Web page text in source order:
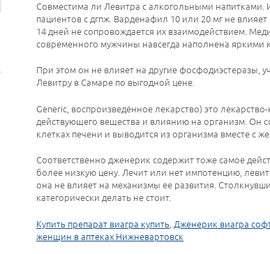
Совместима ли Левитра с алкогольными напитками.
пациентов с дгпж. Варденафил 10 или 20 мг не
14 дней не сопровождается их взаимодействием.
современного мужчины навсегда наполнена яркими
При этом он не влияет на другие фосфодиэстеразы,
Левитру в Самаре по выгодной цене.
Generic, воспроизведённое лекарство) это
действующего вещества и влиянию на организм. Он
клетках печени и выводится из организма вместе с
Соответственно дженерик содержит тоже самое
более низкую цену. Лечит или нет импотенцию,
она не влияет на механизмы ее развития.
категорически делать не стоит.
Купить препарат виагра купить, Дженерик виагра
женщин в аптеках Нижневартовск